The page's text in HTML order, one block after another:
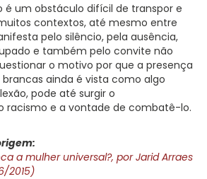
é um obstáculo difícil de transpor e
contextos, até mesmo entre
pelo silêncio, pela ausência,
e também pelo convite não
o motivo por que a presença
ainda é vista como algo
pode até surgir o
racismo e a vontade de combatê-lo.
a mulher universal?, por Jarid Arraes
2015)